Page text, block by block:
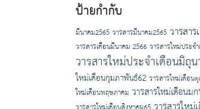
ป้ายกำกับ
มีนาคม2565 วารสารมีนาคม2565 วารสา
วารสารเดือนมีนาคม 2566 วารสารใหม่ประจ
วารสารใหม่ประจำเดือนมิถุ
ใหม่เดือนกุมภาพันธ์62 วารสารใหม่เดือน
ใหม่เดือนพฤษภาคม วารสารใหม่เดือนม